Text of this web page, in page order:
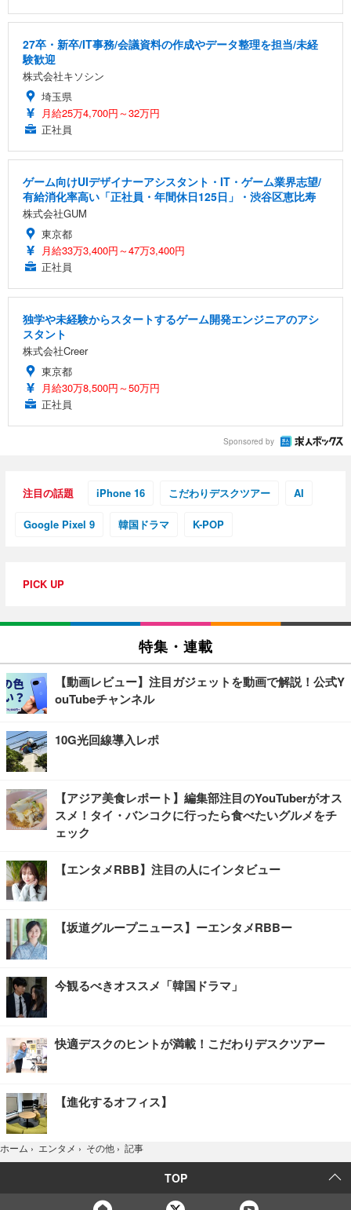
27卒・新卒/IT事務/会議資料の作成やデータ整理を担当/未経
験歓迎
株式会社キソシン
埼玉県
月給25万4,700円～32万円
正社員
ゲーム向けUIデザイナーアシスタント・IT・ゲーム業界志望/
有給消化率高い「正社員・年間休日125日」・渋谷区恵比寿
株式会社GUM
東京都
月給33万3,400円～47万3,400円
正社員
独学や未経験からスタートするゲーム開発エンジニアのアシ
スタント
株式会社Creer
東京都
月給30万8,500円～50万円
正社員
Sponsored by
注目の話題 iPhone 16 こだわりデスクツアー AI
Google Pixel 9 韓国ドラマ K-POP
PICK UP
特集・連載
【動画レビュー】注目ガジェットを動画で解説！公式Y
ouTubeチャンネル
10G光回線導入レポ
【アジア美食レポート】編集部注目のYouTuberがオス
スメ！タイ・バンコクに行ったら食べたいグルメをチ
ェック
【エンタメRBB】注目の人にインタビュー
【坂道グループニュース】ーエンタメRBBー
今観るべきオススメ「韓国ドラマ」
快適デスクのヒントが満載！こだわりデスクツアー
【進化するオフィス】
ホーム › エンタメ › その他 › 記事
TOP